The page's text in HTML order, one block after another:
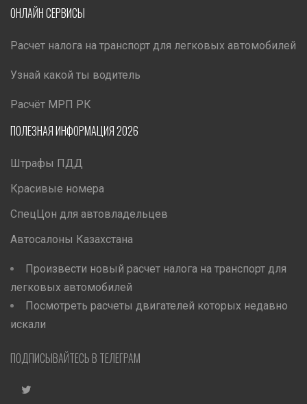
ОНЛАЙН СЕРВИСЫ
Расчет налога на транспорт для легковых автомобилей
Узнай какой ты водитель
Расчёт МРП РК
ПОЛЕЗНАЯ ИНФОРМАЦИЯ 2026
Штрафы ПДД
Красивые номера
СпецЦон для автовладельцев
Автосалоны Казахстана
Произвести новый расчет налога на транспорт для
легковых автомобилей
Посмотреть расчеты двигателей которых недавно
искали
ПОДПИСЫВАЙТЕСЬ В ТЕЛЕГРАМ